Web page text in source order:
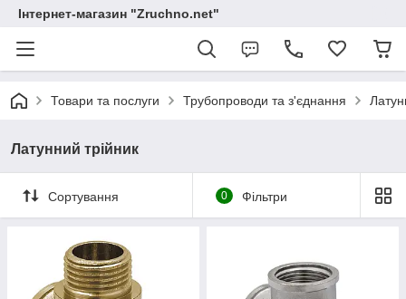
Інтернет-магазин "Zruchno.net"
Товари та послуги Трубопроводи та з'єднання
Латунний трійник
Сортування 0 Фільтри